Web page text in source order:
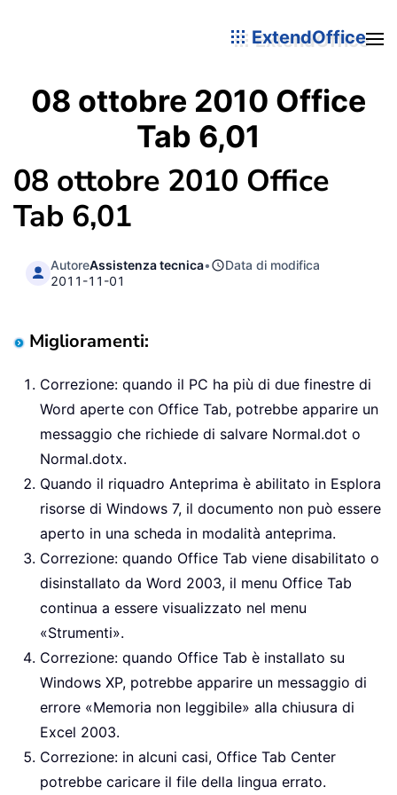
ExtendOffice
08 ottobre 2010 Office
Tab 6,01
08 ottobre 2010 Office
Tab 6,01
AutoreAssistenza tecnica•
Data di modifica
2011-11-01
Miglioramenti:
Correzione: quando il PC ha più di due finestre di
Word aperte con Office Tab, potrebbe apparire un
messaggio che richiede di salvare Normal.dot o
Normal.dotx.
Quando il riquadro Anteprima è abilitato in Esplora
risorse di Windows 7, il documento non può essere
aperto in una scheda in modalità anteprima.
Correzione: quando Office Tab viene disabilitato o
disinstallato da Word 2003, il menu Office Tab
continua a essere visualizzato nel menu
«Strumenti».
Correzione: quando Office Tab è installato su
Windows XP, potrebbe apparire un messaggio di
errore «Memoria non leggibile» alla chiusura di
Excel 2003.
Correzione: in alcuni casi, Office Tab Center
potrebbe caricare il file della lingua errato.